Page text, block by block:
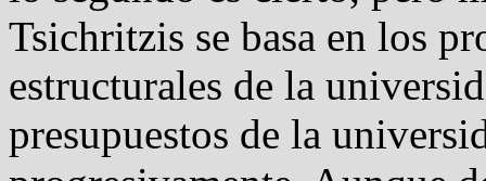
Tsichritzis se basa en los
estructurales de la
presupuestos de la